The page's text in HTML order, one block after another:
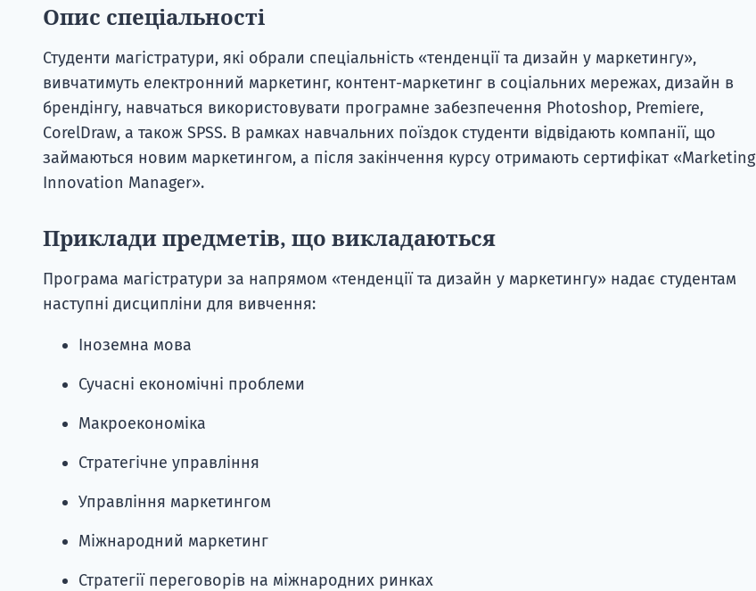
Опис спеціальності
Студенти магістратури, які обрали спеціальність «тенденції та дизайн у маркетингу»,
вивчатимуть електронний маркетинг, контент-маркетинг в соціальних мережах, дизайн в
брендінгу, навчаться використовувати програмне забезпечення Photoshop, Premiere,
CorelDraw, а також SPSS. В рамках навчальних поїздок студенти відвідають компанії, що
займаються новим маркетингом, а після закінчення курсу отримають сертифікат «Marketing
Innovation Manager».
Приклади предметів, що викладаються
Програма магістратури за напрямом «тенденції та дизайн у маркетингу» надає студентам
наступні дисципліни для вивчення:
Іноземна мова
Сучасні економічні проблеми
Макроекономіка
Стратегічне управління
Управління маркетингом
Міжнародний маркетинг
Стратегії переговорів на міжнародних ринках